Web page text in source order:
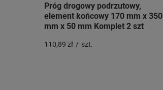
Próg drogowy podrzutowy,
element końcowy 170 mm x 350
mm x 50 mm Komplet 2 szt
110,89 zł / szt.